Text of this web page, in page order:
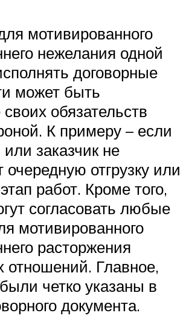
мотивированного
нежелания одной
договорные
может быть
обязательств
К примеру – если
или заказчик не
очередную отгрузку или
работ. Кроме того,
согласовать любые
мотивированного
расторжения
отношений. Главное,
четко указаны в
документа.